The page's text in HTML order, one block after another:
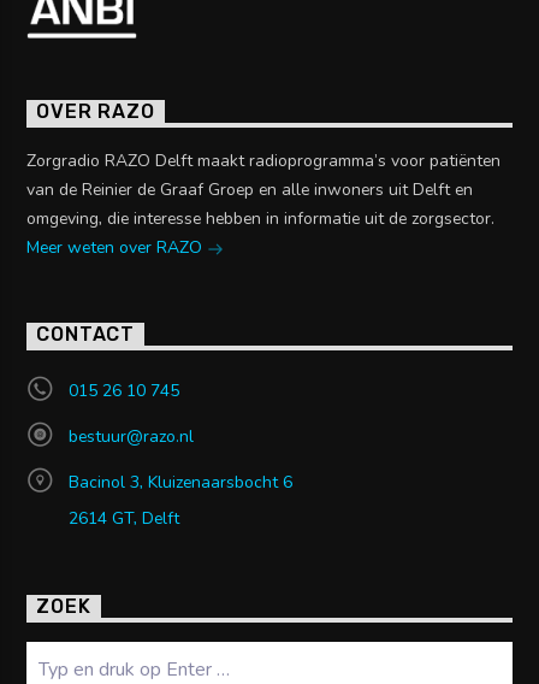
OVER RAZO
Zorgradio RAZO Delft maakt radioprogramma’s voor patiënten
van de Reinier de Graaf Groep en alle inwoners uit Delft en
omgeving, die interesse hebben in informatie uit de zorgsector.
Meer weten over RAZO
CONTACT
015 26 10 745
bestuur@razo.nl
Bacinol 3, Kluizenaarsbocht 6
2614 GT, Delft
ZOEK